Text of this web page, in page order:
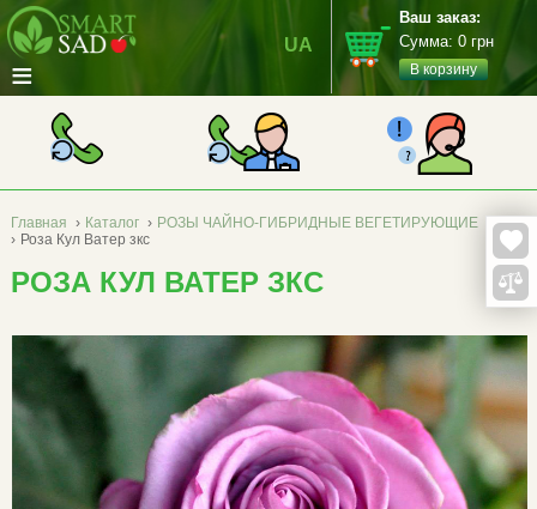
≡
UA
Ваш заказ:
Сумма: 0 грн
В корзину
Главная › Каталог › РОЗЫ ЧАЙНО-ГИБРИДНЫЕ ВЕГЕТИРУЮЩИЕ
› Роза Кул Ватер зкс
РОЗА КУЛ ВАТЕР ЗКС